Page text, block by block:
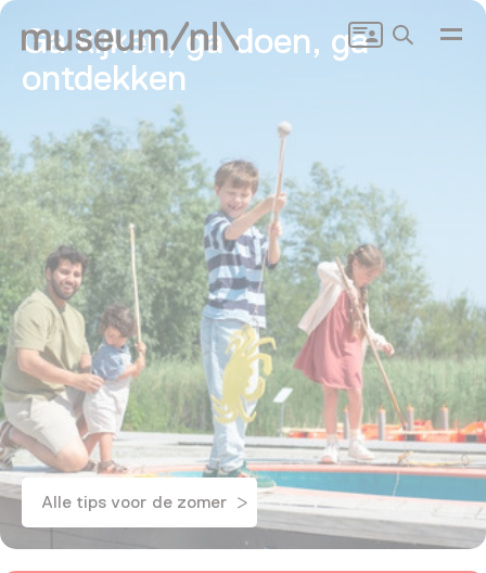
Zoeken
Ga kijken, ga doen, ga
ontdekken
Alle tips voor de zomer